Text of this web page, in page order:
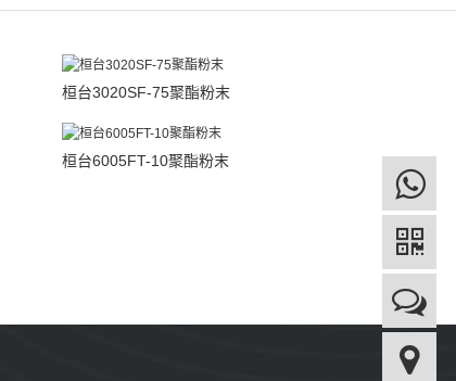
桓台3020SF-75聚酯粉末
桓台6005FT-10聚酯粉末